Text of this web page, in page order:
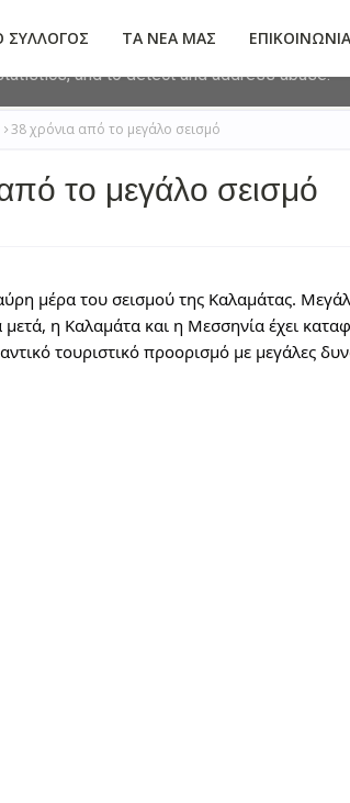
ΣΥΛΛΟΓΟΣ ΤΑ ΝΕΑ ΜΑΣ ΕΠΙΚΟΙΝΩΝΙΑ
38 χρόνια από το μεγάλο σεισμό
το μεγάλο σεισμό
μέρα του σεισμού της Καλαμάτας.
μετά, η Καλαμάτα και η Μεσσηνία έχει
τουριστικό προορισμό με μεγάλες
site uses cookies from Google to deliver
and to detect and address abuse.